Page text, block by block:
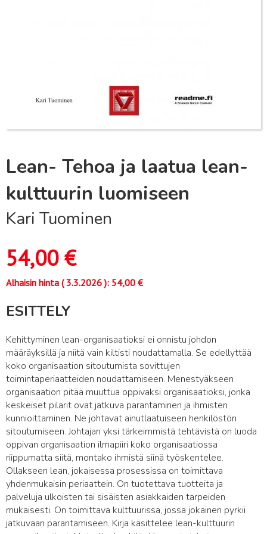
Lean- Tehoa ja laatua lean-
kulttuurin luomiseen
Kari Tuominen
54,00€
Alhaisin hinta (3.3.2026): 54,00 €
ESITTELY
Kehittyminen lean-organisaatioksi ei onnistu johdon
määräyksillä ja niitä vain kiltisti noudattamalla. Se edellyttää
koko organisaation sitoutumista sovittujen
toimintaperiaatteiden noudattamiseen. Menestyäkseen
organisaation pitää muuttua oppivaksi organisaatioksi, jonka
keskeiset pilarit ovat jatkuva parantaminen ja ihmisten
kunnioittaminen. Ne johtavat ainutlaatuiseen henkilöstön
sitoutumiseen. Johtajan yksi tärkeimmistä tehtävistä on luoda
oppivan organisaation ilmapiiri koko organisaatiossa
riippumatta siitä, montako ihmistä siinä työskentelee.
Ollakseen lean, jokaisessa prosessissa on toimittava
yhdenmukaisin periaattein. On tuotettava tuotteita ja
palveluja ulkoisten tai sisäisten asiakkaiden tarpeiden
mukaisesti. On toimittava kulttuurissa, jossa jokainen pyrkii
jatkuvaan parantamiseen. Kirja käsittelee lean-kulttuurin